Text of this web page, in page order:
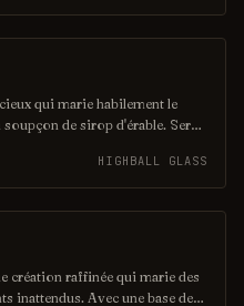
pour les amateurs de cocktails
qui marie habilement le
de sirop d'érable. Servi
américain. Parfait pour les
il saura séduire vos
HIGHBALL GLASS
création raffinée qui marie des
inattendus. Avec une base de